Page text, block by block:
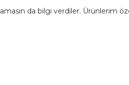
da bilgi verdiler. Ürünlerim